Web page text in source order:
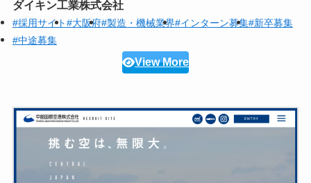
ダイキン工業株式会社
#採用サイト#大阪府#製造・機械業界#インターン募集#新卒募集
#中途募集
View More